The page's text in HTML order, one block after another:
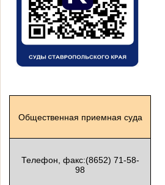
Общественная приемная суда
Телефон, факс:(8652) 71-58-
98